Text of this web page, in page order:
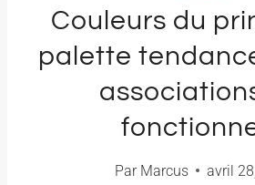
Couleurs du
palette
Par Marcus avril